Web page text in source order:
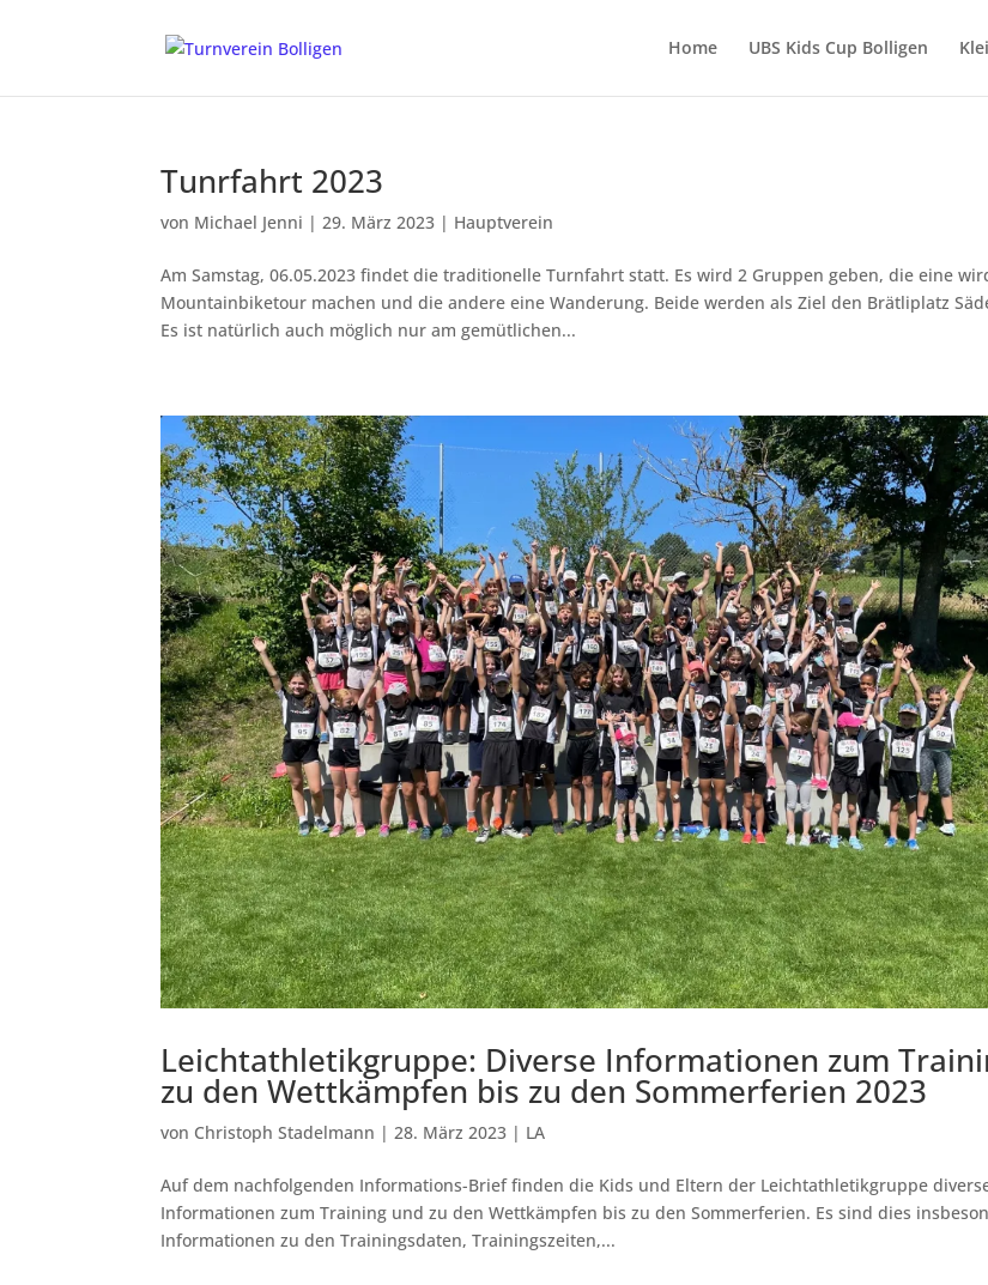
Home UBS Kids Cup Bolligen
Tunrfahrt 2023
von Michael Jenni |29. März 2023 | Hauptverein
Am Samstag, 06.05.2023 findet die traditionelle Turnfahrt statt. Es wird 2 Gruppen geben, die eine
Mountainbiketour machen und die andere eine Wanderung. Beide werden als Ziel den Brätliplatz
Es ist natürlich auch möglich nur am gemütlichen...
Leichtathletikgruppe: Diverse Informationen zum
zu den Wettkämpfen bis zu den Sommerferien 2023
von Christoph Stadelmann | 28. März 2023 | LA
Auf dem nachfolgenden Informations-Brief finden die Kids und Eltern der Leichtathletikgruppe
Informationen zum Training und zu den Wettkämpfen bis zu den Sommerferien. Es sind dies
Informationen zu den Trainingsdaten, Trainingszeiten,...